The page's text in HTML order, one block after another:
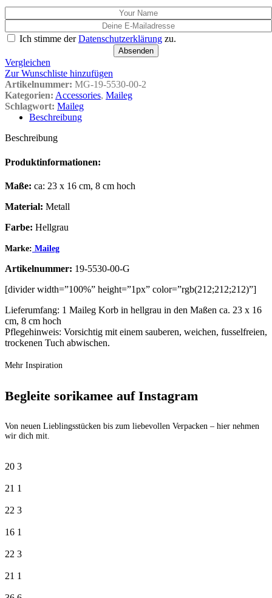
Ich stimme derDatenschutzerklärung zu.
Absenden
Vergleichen
Zur Wunschliste hinzufügen
Artikelnummer: MG-19-5530-00-2
Kategorien: Accessories, Maileg
Schlagwort: Maileg
Beschreibung
Beschreibung
Produktinformationen:
Maße: ca: 23 x 16 cm, 8 cm hoch
Material: Metall
Farbe: Hellgrau
Marke: Maileg
Artikelnummer: 19-5530-00-G
[divider width=”100%” height=”1px” color=”rgb(212;212;212)”]
Lieferumfang: 1 Maileg Korb in hellgrau in den Maßen ca. 23 x 16
cm, 8 cm hoch
Pflegehinweis: Vorsichtig mit einem sauberen, weichen, fusselfreien,
trockenen Tuch abwischen.
Mehr Inspiration
Begleite sorikamee auf Instagram
Von neuen Lieblingsstücken bis zum liebevollen Verpacken – hier nehmen
wir dich mit.
20 3
21 1
22 3
16 1
22 3
21 1